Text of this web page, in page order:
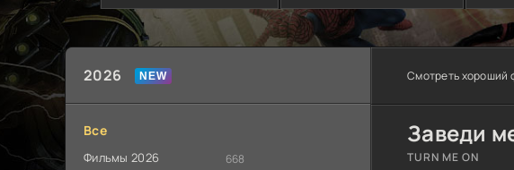
2026
Все
Фильмы 2026 668
Смотреть хороший
Заведи
TURN ME ON